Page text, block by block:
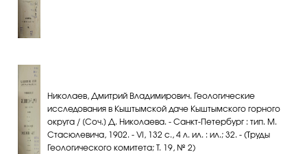
Николаев, Дмитрий Владимирович. Геологические
исследования в Кыштымской даче Кыштымского горного
округа / [Соч.] Д. Николаева. - Санкт-Петербург : тип. М.
Стасюлевича, 1902. - VI, 132 с., 4 л. ил. : ил.; 32. - (Труды
Геологического комитета; Т. 19, № 2)